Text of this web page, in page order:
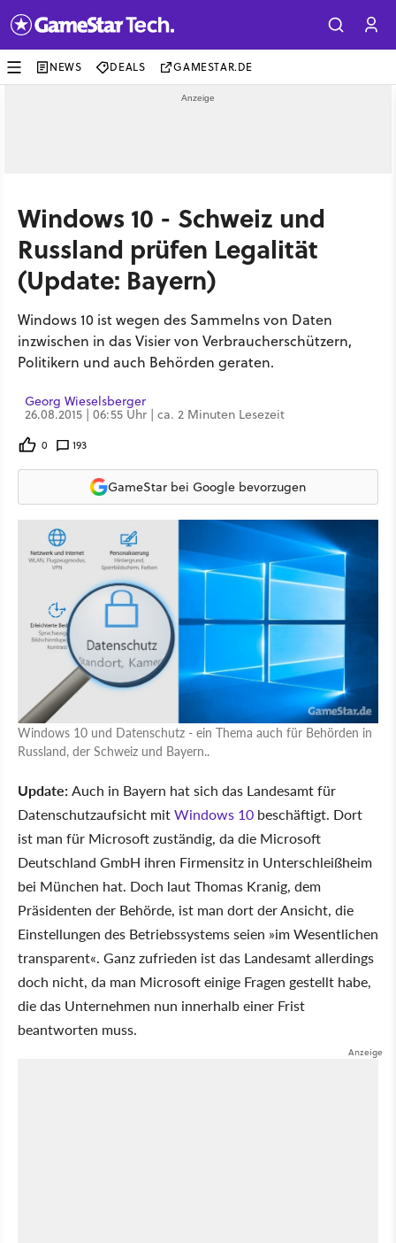
NEWS DEALS GAMESTAR.DE
Windows 10 - Schweiz und
Russland prüfen Legalität
(Update: Bayern)
Windows 10 ist wegen des Sammelns von Daten
inzwischen in das Visier von Verbraucherschützern,
Politikern und auch Behörden geraten.
Georg Wieselsberger
26.08.2015 | 06:55 Uhr | ca. 2 Minuten Lesezeit
0 193
GameStar bei Google bevorzugen
Windows 10 und Datenschutz - ein Thema auch für Behörden in
Russland, der Schweiz und Bayern..
Update:Auch in Bayern hat sich das Landesamt für
Datenschutzaufsicht mitWindows 10 beschäftigt. Dort
ist man für Microsoft zuständig, da die Microsoft
Deutschland GmbH ihren Firmensitz in Unterschleißheim
bei München hat. Doch laut Thomas Kranig, dem
Präsidenten der Behörde, ist man dort der Ansicht, die
Einstellungen des Betriebssystems seien »im Wesentlichen
transparent«. Ganz zufrieden ist das Landesamt allerdings
doch nicht, da man Microsoft einige Fragen gestellt habe,
die das Unternehmen nun innerhalb einer Frist
beantworten muss.